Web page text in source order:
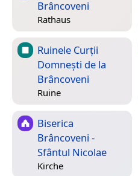
Brâncoveni
Rathaus
Ruinele Curții
Domnești de la
Brâncoveni
Ruine
Biserica
Brâncoveni -
Sfântul Nicolae
Kirche